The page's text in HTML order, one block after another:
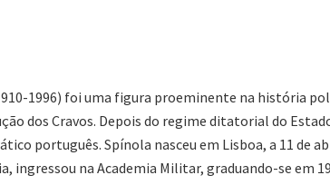
1996) foi uma figura proeminente na história
dos Cravos. Depois do regime ditatorial do
português. Spínola nasceu em Lisboa, a 11
ingressou na Academia Militar, graduando-se